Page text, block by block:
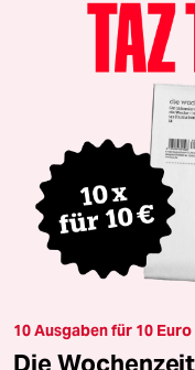
10 Ausgaben für 10 Euro